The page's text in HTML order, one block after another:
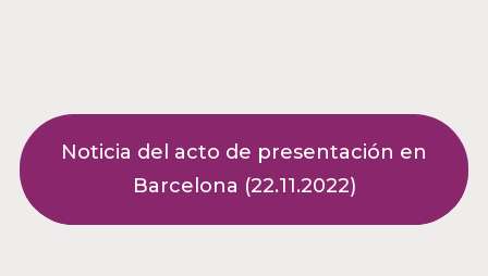
Noticia del acto de presentación en
Barcelona (22.11.2022)